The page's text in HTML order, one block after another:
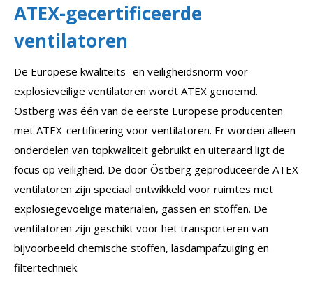
ATEX-gecertificeerde
ventilatoren
De Europese kwaliteits- en veiligheidsnorm voor
explosieveilige ventilatoren wordt ATEX genoemd.
Östberg was één van de eerste Europese producenten
met ATEX-certificering voor ventilatoren. Er worden alleen
onderdelen van topkwaliteit gebruikt en uiteraard ligt de
focus op veiligheid. De door Östberg geproduceerde ATEX
ventilatoren zijn speciaal ontwikkeld voor ruimtes met
explosiegevoelige materialen, gassen en stoffen. De
ventilatoren zijn geschikt voor het transporteren van
bijvoorbeeld chemische stoffen, lasdampafzuiging en
filtertechniek.